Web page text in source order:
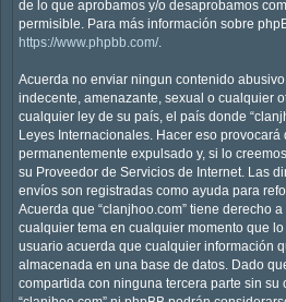
de lo que aprobamos y/o desaprobamos
permisible. Para más información sobre
https://www.phpbb.com/.
Acuerda no enviar ningun contenido
indecente, amenazante, sexual o cualquier
cualquier ley de su país, el país donde
Leyes Internacionales. Hacer eso
permanentemente expulsado y, si lo
su Proveedor de Servicios de Internet. Las
envíos son registradas como ayuda para
Acuerda que “clanjhoo.com” tiene derecho
cualquier tema en cualquier momento que
usuario acuerda que cualquier información
almacenada en una base de datos. Dado
compartida con ninguna tercera parte sin su